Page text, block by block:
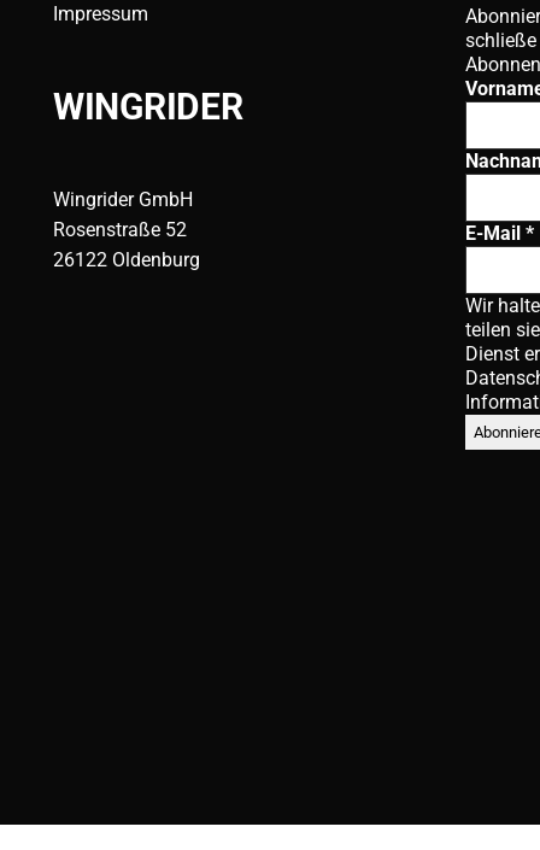
Impressum
WINGRIDER
Wingrider GmbH
Rosenstraße 52
26122 Oldenburg
schließe
E-Mail *
Wir
teilen
Dienst